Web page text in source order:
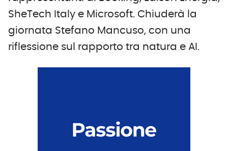
SheTech Italy e Microsoft. Chiuderà la
giornata Stefano Mancuso, con una
riflessione sul rapporto tra natura e AI.